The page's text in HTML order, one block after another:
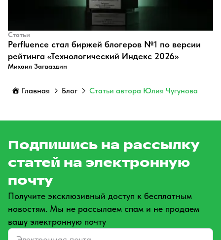
Статьи
Perfluence стал биржей блогеров №1 по версии
рейтинга «Технологический Индекс 2026»
Михаил Загваздин
Главная Блог Статьи автора Юлия Чугунова
Подпишись на рассылку
статей на электронную
почту
Получите эксклюзивный доступ к бесплатным
новостям. Мы не рассылаем спам и не продаем
вашу электронную почту